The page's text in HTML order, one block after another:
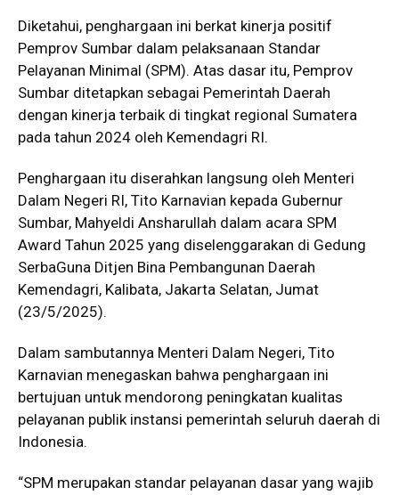
Diketahui, penghargaan ini berkat kinerja positif
Pemprov Sumbar dalam pelaksanaan Standar
Pelayanan Minimal (SPM). Atas dasar itu, Pemprov
Sumbar ditetapkan sebagai Pemerintah Daerah
dengan kinerja terbaik di tingkat regional Sumatera
pada tahun 2024 oleh Kemendagri RI.
Penghargaan itu diserahkan langsung oleh Menteri
Dalam Negeri RI, Tito Karnavian kepada Gubernur
Sumbar, Mahyeldi Ansharullah dalam acara SPM
Award Tahun 2025 yang diselenggarakan di Gedung
SerbaGuna Ditjen Bina Pembangunan Daerah
Kemendagri, Kalibata, Jakarta Selatan, Jumat
(23/5/2025).
Dalam sambutannya Menteri Dalam Negeri, Tito
Karnavian menegaskan bahwa penghargaan ini
bertujuan untuk mendorong peningkatan kualitas
pelayanan publik instansi pemerintah seluruh daerah di
Indonesia.
“SPM merupakan standar pelayanan dasar yang wajib